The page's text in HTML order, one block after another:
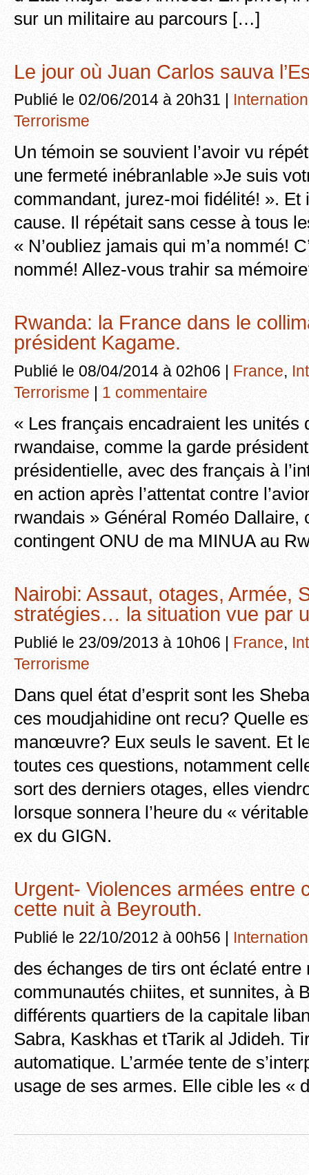
sur un militaire au parcours […]
Le jour où Juan Carlos sauva
Publié le 02/06/2014 à 20h31 |
Terrorisme
Un témoin se souvient l’avoir vu
une fermeté inébranlable »Je suis
commandant, jurez-moi fidélité! ». Et
cause. Il répétait sans cesse à tous
« N’oubliez jamais qui m’a nommé!
nommé! Allez-vous trahir sa
Rwanda: la France dans le
président Kagame.
Publié le 08/04/2014 à 02h06 | France,
Terrorisme
1 commentaire
« Les français encadraient les unités
rwandaise, comme la garde
présidentielle, avec des français à
en action après l’attentat contre
rwandais » Général Roméo Dallaire,
contingent ONU de ma MINUA au
Nairobi: Assaut, otages, Armée,
stratégies… la situation vue par
Publié le 23/09/2013 à 10h06 | France,
Terrorisme
Dans quel état d’esprit sont les
ces moudjahidine ont recu? Quelle
manœuvre? Eux seuls le savent. Et
toutes ces questions, notamment
sort des derniers otages, elles
lorsque sonnera l’heure du «
ex du GIGN.
Urgent- Violences armées entre
cette nuit à Beyrouth.
Publié le 22/10/2012 à 00h56 |
des échanges de tirs ont éclaté entre
communautés chiites, et sunnites, à
différents quartiers de la capitale
Sabra, Kaskhas et tTarik al Jdideh.
automatique. L’armée tente de
usage de ses armes. Elle cible les «